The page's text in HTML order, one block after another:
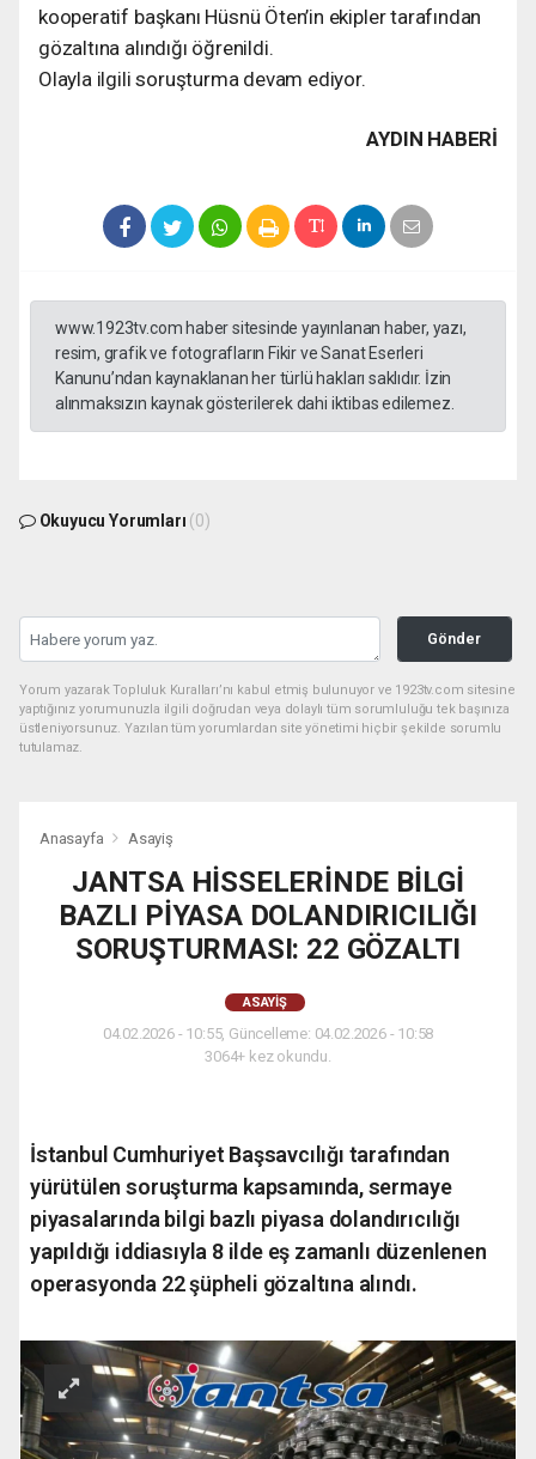
kooperatif başkanı Hüsnü Öten’in ekipler tarafından
gözaltına alındığı öğrenildi.
Olayla ilgili soruşturma devam ediyor.
AYDIN HABERİ
www.1923tv.com haber sitesinde yayınlanan haber, yazı,
resim, grafik ve fotografların Fikir ve Sanat Eserleri
Kanunu’ndan kaynaklanan her türlü hakları saklıdır. İzin
alınmaksızın kaynak gösterilerek dahi iktibas edilemez.
Okuyucu Yorumları (0)
Gönder
Yorum yazarak Topluluk Kuralları’nı kabul etmiş bulunuyor ve 1923tv.com sitesine
yaptığınız yorumunuzla ilgili doğrudan veya dolaylı tüm sorumluluğu tek başınıza
üstleniyorsunuz. Yazılan tüm yorumlardan site yönetimi hiçbir şekilde sorumlu
tutulamaz.
Anasayfa Asayiş
JANTSA HİSSELERİNDE BİLGİ
BAZLI PİYASA DOLANDIRICILIĞI
SORUŞTURMASI: 22 GÖZALTI
ASAYIŞ
04.02.2026 - 10:55, Güncelleme: 04.02.2026 - 10:58
3064+ kez okundu.
İstanbul Cumhuriyet Başsavcılığı tarafından
yürütülen soruşturma kapsamında, sermaye
piyasalarında bilgi bazlı piyasa dolandırıcılığı
yapıldığı iddiasıyla 8 ilde eş zamanlı düzenlenen
operasyonda 22 şüpheli gözaltına alındı.